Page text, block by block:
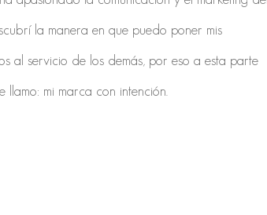
la manera en que puedo poner mis
al servicio de los demás, por eso a esta parte
llamo: mi marca con intención.